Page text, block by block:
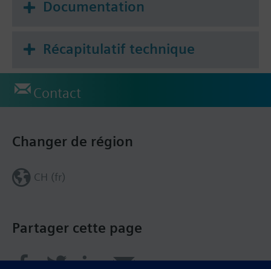
Documentation
Récapitulatif technique
Contact
Partager cette page
Changer de région
CH (fr)